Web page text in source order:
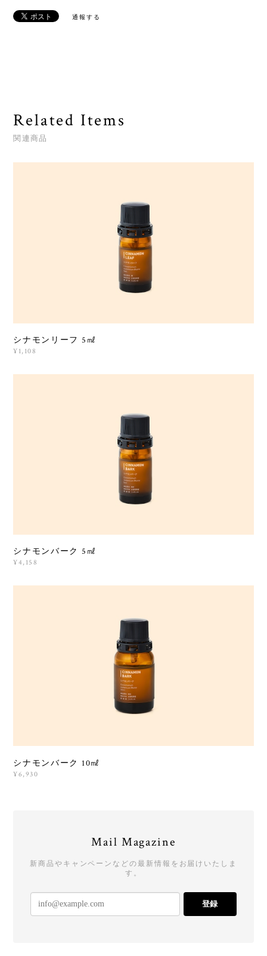
通報する
Related Items
関連商品
シナモンリーフ 5㎖
¥1,108
シナモンバーク 5㎖
¥4,158
シナモンバーク 10㎖
¥6,930
Mail Magazine
新商品やキャンペーンなどの最新情報をお届けいたしま
す。
登録